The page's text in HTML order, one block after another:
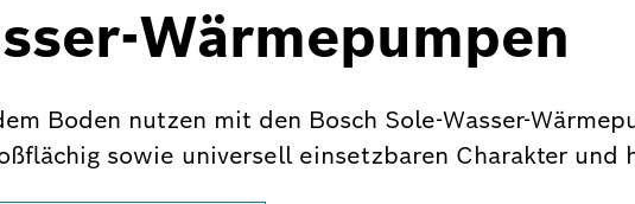
Wärmepumpen
Boden nutzen mit den Bosch Sole-Wasser-
sowie universell einsetzbaren Charakter und